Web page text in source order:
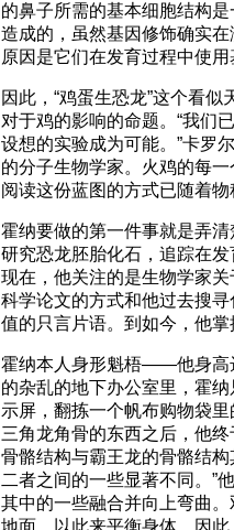
的鼻子所需的基本细胞结构
造成的，虽然基因修饰确实
原因是它们在发育过程中使用
因此，“鸡蛋生恐龙”这个看
对于鸡的影响的命题。“我们
设想的实验成为可能。”卡罗
的分子生物学家。火鸡的每
阅读这份蓝图的方式已随着物
霍纳要做的第一件事就是弄
研究恐龙胚胎化石，追踪在
现在，他关注的是生物学家
科学论文的方式和他过去搜
值的只言片语。到如今，他
霍纳本人身形魁梧——他身高
的杂乱的地下办公室里，霍
示屏，翻拣一个帆布购物袋
三角龙角骨的东西之后，他
骨骼结构与霸王龙的骨骼结
二者之间的一些显著不同。”
其中的一些融合并向上弯曲
地面，以此来平衡身体。因